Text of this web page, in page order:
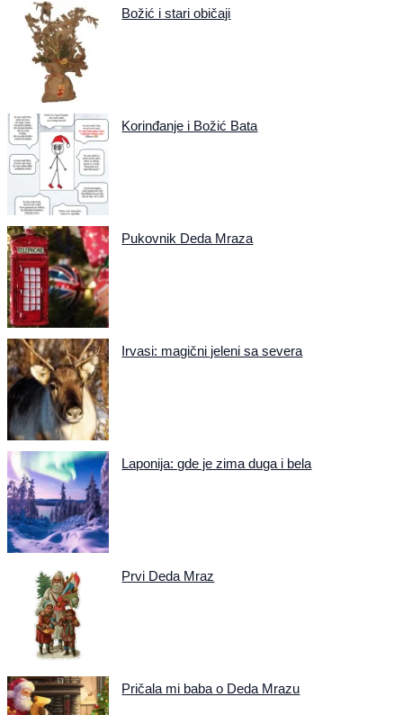
Božić i stari običaji
Korinđanje i Božić Bata
Pukovnik Deda Mraza
Irvasi: magični jeleni sa severa
Laponija: gde je zima duga i bela
Prvi Deda Mraz
Pričala mi baba o Deda Mrazu